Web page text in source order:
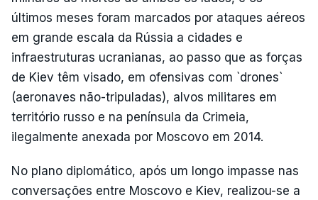
últimos meses foram marcados por ataques aéreos
em grande escala da Rússia a cidades e
infraestruturas ucranianas, ao passo que as forças
de Kiev têm visado, em ofensivas com `drones`
(aeronaves não-tripuladas), alvos militares em
território russo e na península da Crimeia,
ilegalmente anexada por Moscovo em 2014.
No plano diplomático, após um longo impasse nas
conversações entre Moscovo e Kiev, realizou-se a